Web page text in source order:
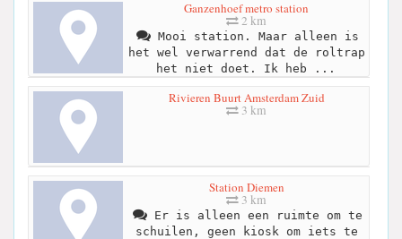
Ganzenhoef metro station
2 km
Mooi station. Maar alleen is
het wel verwarrend dat de roltrap
het niet doet. Ik heb ...
Rivieren Buurt Amsterdam Zuid
3 km
Station Diemen
3 km
Er is alleen een ruimte om te
schuilen, geen kiosk om iets te